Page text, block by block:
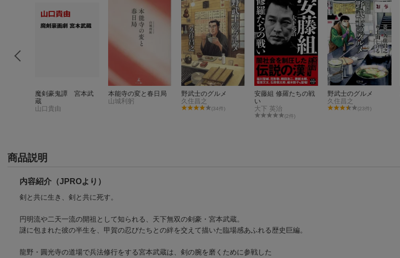
魔剣豪鬼譚 宮本武
蔵
山口貴由
本能寺の変と春日局
山城利躬
野武士のグルメ
久住昌之
(34件)
安藤組 修羅たちの戦
い
大下 英治
(2件)
野武士のグルメ
久住昌之
(23件)
商品説明
内容紹介（JPROより）
剣と共に生き、剣と共に死す。
円明流や二天一流の開祖として知られる、天下無双の剣豪・宮本武蔵。
謎に包まれた彼の半生を、甲賀の忍びたちとの絆を交えて描いた臨場感あふれる歴史巨編。
龍野・圓光寺の道場で兵法修行をする宮本武蔵は、剣の腕を磨くために参戦した